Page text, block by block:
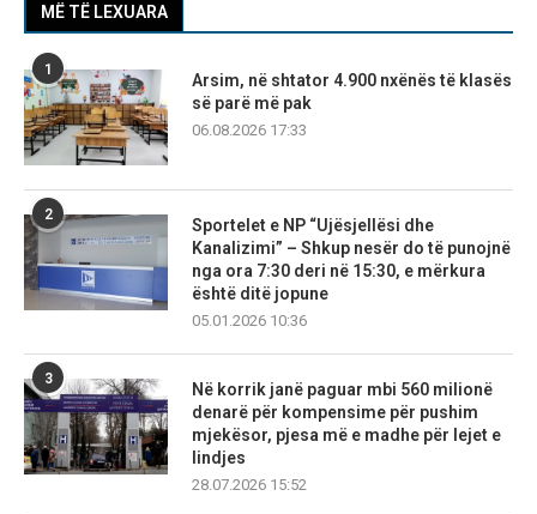
MË TË LEXUARA
1
Arsim, në shtator 4.900 nxënës të klasës
së parë më pak
06.08.2026 17:33
2
Sportelet e NP “Ujësjellësi dhe
Kanalizimi” – Shkup nesër do të punojnë
nga ora 7:30 deri në 15:30, e mërkura
është ditë jopune
05.01.2026 10:36
3
Në korrik janë paguar mbi 560 milionë
denarë për kompensime për pushim
mjekësor, pjesa më e madhe për lejet e
lindjes
28.07.2026 15:52